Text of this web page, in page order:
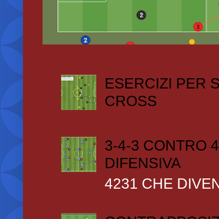
ESERCIZI PER
CROSS
3-4-3 CONTRO
DIFENSIVA
4231 CHE